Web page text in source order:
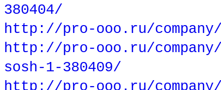
380404/
http://pro-ooo.ru/
http://pro-ooo.ru/company/
sosh-1-380409/